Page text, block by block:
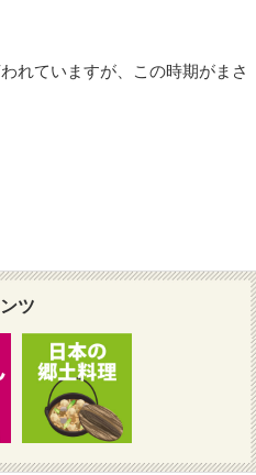
れていますが、この時期がまさ
ツ